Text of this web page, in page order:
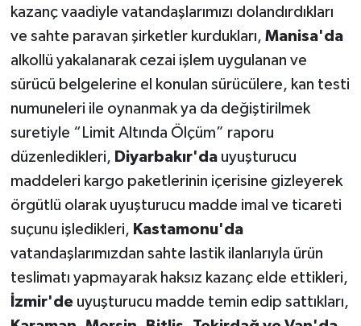
kazanç vaadiyle vatandaşlarımızı dolandırdıkları
ve sahte paravan şirketler kurdukları, Manisa'da
alkollü yakalanarak cezai işlem uygulanan ve
sürücü belgelerine el konulan sürücülere, kan testi
numuneleri ile oynanmak ya da değiştirilmek
suretiyle “Limit Altında Ölçüm” raporu
düzenledikleri, Diyarbakır'da uyuşturucu
maddeleri kargo paketlerinin içerisine gizleyerek
örgütlü olarak uyuşturucu madde imal ve ticareti
suçunu işledikleri, Kastamonu'da
vatandaşlarımızdan sahte lastik ilanlarıyla ürün
teslimatı yapmayarak haksız kazanç elde ettikleri,
İzmir'de uyuşturucu madde temin edip sattıkları,